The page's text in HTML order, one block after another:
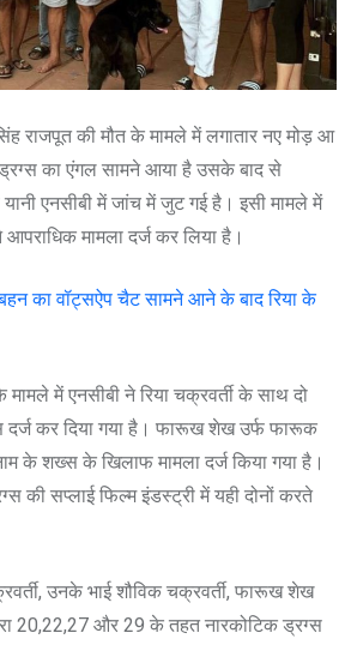
राजपूत की मौत के मामले में लगातार नए मोड़ आ
का एंगल सामने आया है उसके बाद से
यानी एनसीबी में जांच में जुट गई है। इसी मामले में
आपराधिक मामला दर्ज कर लिया है।
का वॉट्सऐप चैट सामने आने के बाद रिया के
में एनसीबी ने रिया चक्रवर्ती के साथ दो
कर दिया गया है। फारूख शेख उर्फ फारूक
के शख्स के खिलाफ मामला दर्ज किया गया है।
की सप्लाई फिल्म इंडस्ट्री में यही दोनों करते
उनके भाई शौविक चक्रवर्ती, फारूख शेख
20,22,27 और 29 के तहत नारकोटिक ड्रग्स